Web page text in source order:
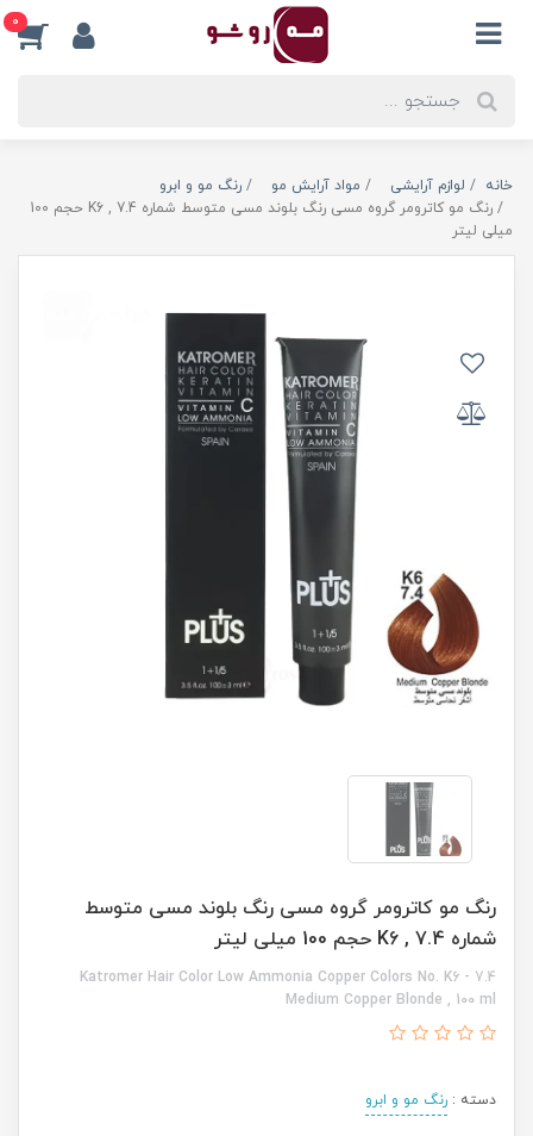
0
خانه لوازم آرایشی مواد آرایش مو
رنگ مو و ابرو
رنگ مو کاترومر گروه مسی رنگ بلوند مسی متوسط شماره K6 , 7.4 حجم 100
میلی لیتر
رنگ مو کاترومر گروه مسی رنگ بلوند مسی متوسط
شماره K6 , 7.4 حجم 100 میلی لیتر
Katromer Hair Color Low Ammonia Copper Colors No. K6 - 7.4
Medium Copper Blonde , 100 ml
دسته : رنگ مو و ابرو